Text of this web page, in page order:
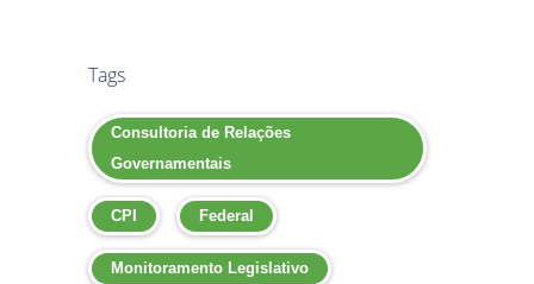
Tags
Consultoria de Relações
Governamentais
CPI Federal
Monitoramento Legislativo